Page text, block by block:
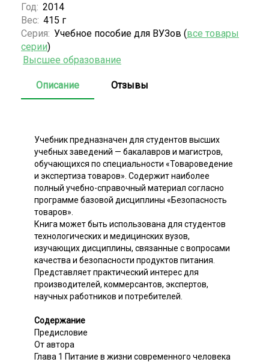
Год: 2014
Вес: 415 г
Серия: Учебное пособие для ВУЗов (все товары
серии)
Высшее образование
Описание Отзывы
Учебник предназначен для студентов высших
учебных заведений — бакалавров и магистров,
обучающихся по специальности «Товароведение
и экспертиза товаров». Содержит наиболее
полный учебно-справочный материал согласно
программе базовой дисциплины «Безопасность
товаров».
Книга может быть использована для студентов
технологических и медицинских вузов,
изучающих дисциплины, связанные с вопросами
качества и безопасности продуктов питания.
Представляет практический интерес для
производителей, коммерсантов, экспертов,
научных работников и потребителей.
Содержание
Предисловие
От автора
Глава 1 Питание в жизни современного человека